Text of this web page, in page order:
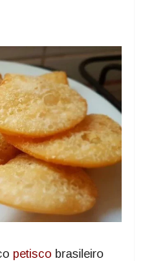
petisco brasileiro